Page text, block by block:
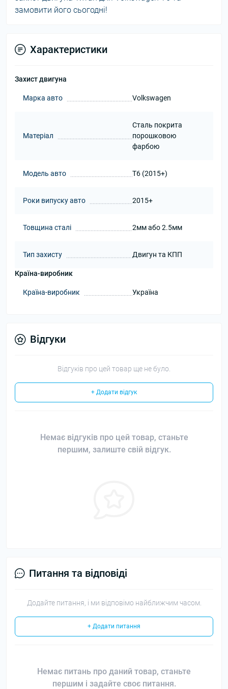
замовити його сьогодні!
Характеристики
Захист двигуна
Марка авто Volkswagen
Матеріал
Сталь покрита
порошковою
фарбою
Модель авто T6 (2015+)
Роки випуску авто 2015+
Товщина сталі 2мм або 2.5мм
Тип захисту Двигун та КПП
Країна-виробник
Країна-виробник Україна
Відгуки
Відгуків про цей товар ще не було.
+ Додати відгук
Немає відгуків про цей товар, станьте
першим, залиште свій відгук.
Питання та відповіді
Додайте питання, і ми відповімо найближчим часом.
+ Додати питання
Немає питань про даний товар, станьте
першим і задайте своє питання.